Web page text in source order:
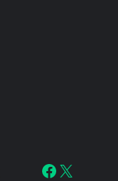
Facebook
X